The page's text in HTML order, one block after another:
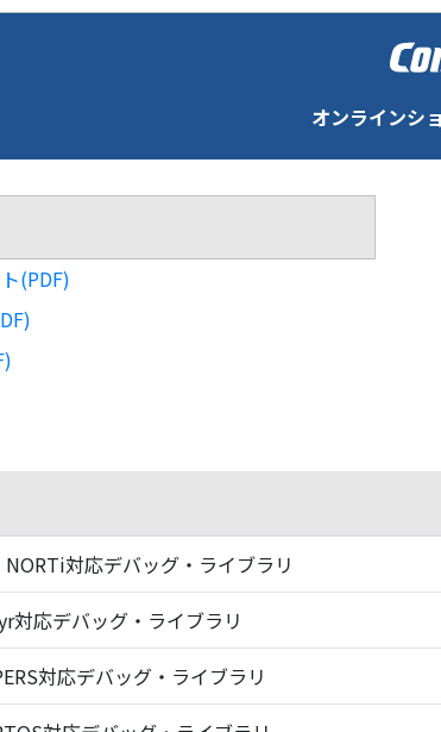
オンラインシ
(PDF)
NORTi対応デバッグ・ライブラリ
対応デバッグ・ライブラリ
対応デバッグ・ライブラリ